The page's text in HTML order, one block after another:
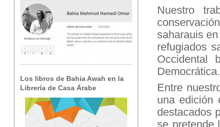
Los libros de Bahia Awah en la
Librería de Casa Árabe
Nuestro
saharauis
refugiados
Occidental
Democrática.
Entre
una edición
destacados
se pretende